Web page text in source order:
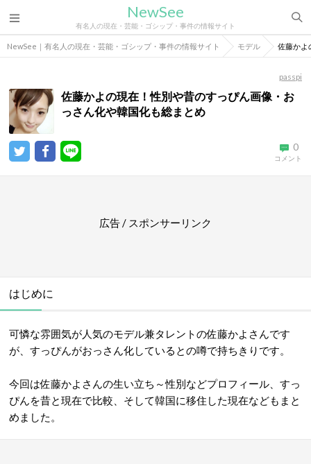
NewSee
有名人の現在・芸能・ゴシップ・事件の情報サイト
NewSee｜有名人の現在・芸能・ゴシップ・事件の情報サイト モデル 佐藤かよ
passpi
佐藤かよの現在！性別や昔のすっぴん画像・お
っさん化や韓国化も総まとめ
0
コメント
広告 / スポンサーリンク
はじめに
可憐な雰囲気が人気のモデル兼タレントの佐藤かよさんです
が、すっぴんがおっさん化しているとの噂で持ちきりです。
今回は佐藤かよさんの生い立ち～性別などプロフィール、すっ
ぴんを昔と現在で比較、そして韓国に移住した現在などもまと
めました。